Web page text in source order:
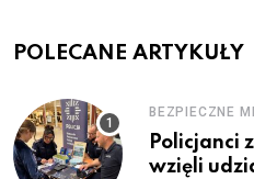
POLECANE ARTYKUŁY
BEZPIECZNE
Policjanci
wzięli